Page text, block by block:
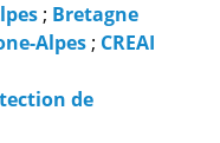
; Bretagne
Alpes; CREAI
de